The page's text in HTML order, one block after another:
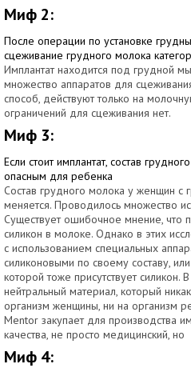
Миф 2:
После операции по установке
сцеживание грудного молока
Имплантат находится под грудной
множество аппаратов для
способ, действуют только на
ограничений для сцеживания нет.
Миф 3:
Если стоит имплантат, состав
опасным для ребенка
Состав грудного молока у женщин с
меняется. Проводилось множество
Существует ошибочное мнение, что
силикон в молоке. Однако в этих
с использованием специальных
силиконовыми по своему составу,
которой тоже присутствует силикон.
нейтральный материал, который
организм женщины, ни на организм
Mentor закупает для производства
качества, не просто медицинский,
Миф 4: